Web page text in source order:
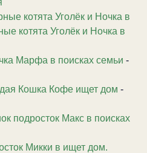
котята Уголёк и Ночка в
котята Уголёк и Ночка в
Марфа в поисках семьи -
Кошка Кофе ищет дом -
подросток Макс в поисках
Микки в ищет дом.